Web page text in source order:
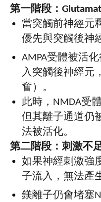
第一階段：
當突觸前神經元
優先與突觸後神
AMPA受體被活
入突觸後神經元
奮）。
此時， NMDA受
但其離子通道仍
法被活化。
第二階段：刺激不
如果神經刺激強
子流入，無法產
鎂離子仍會堵塞